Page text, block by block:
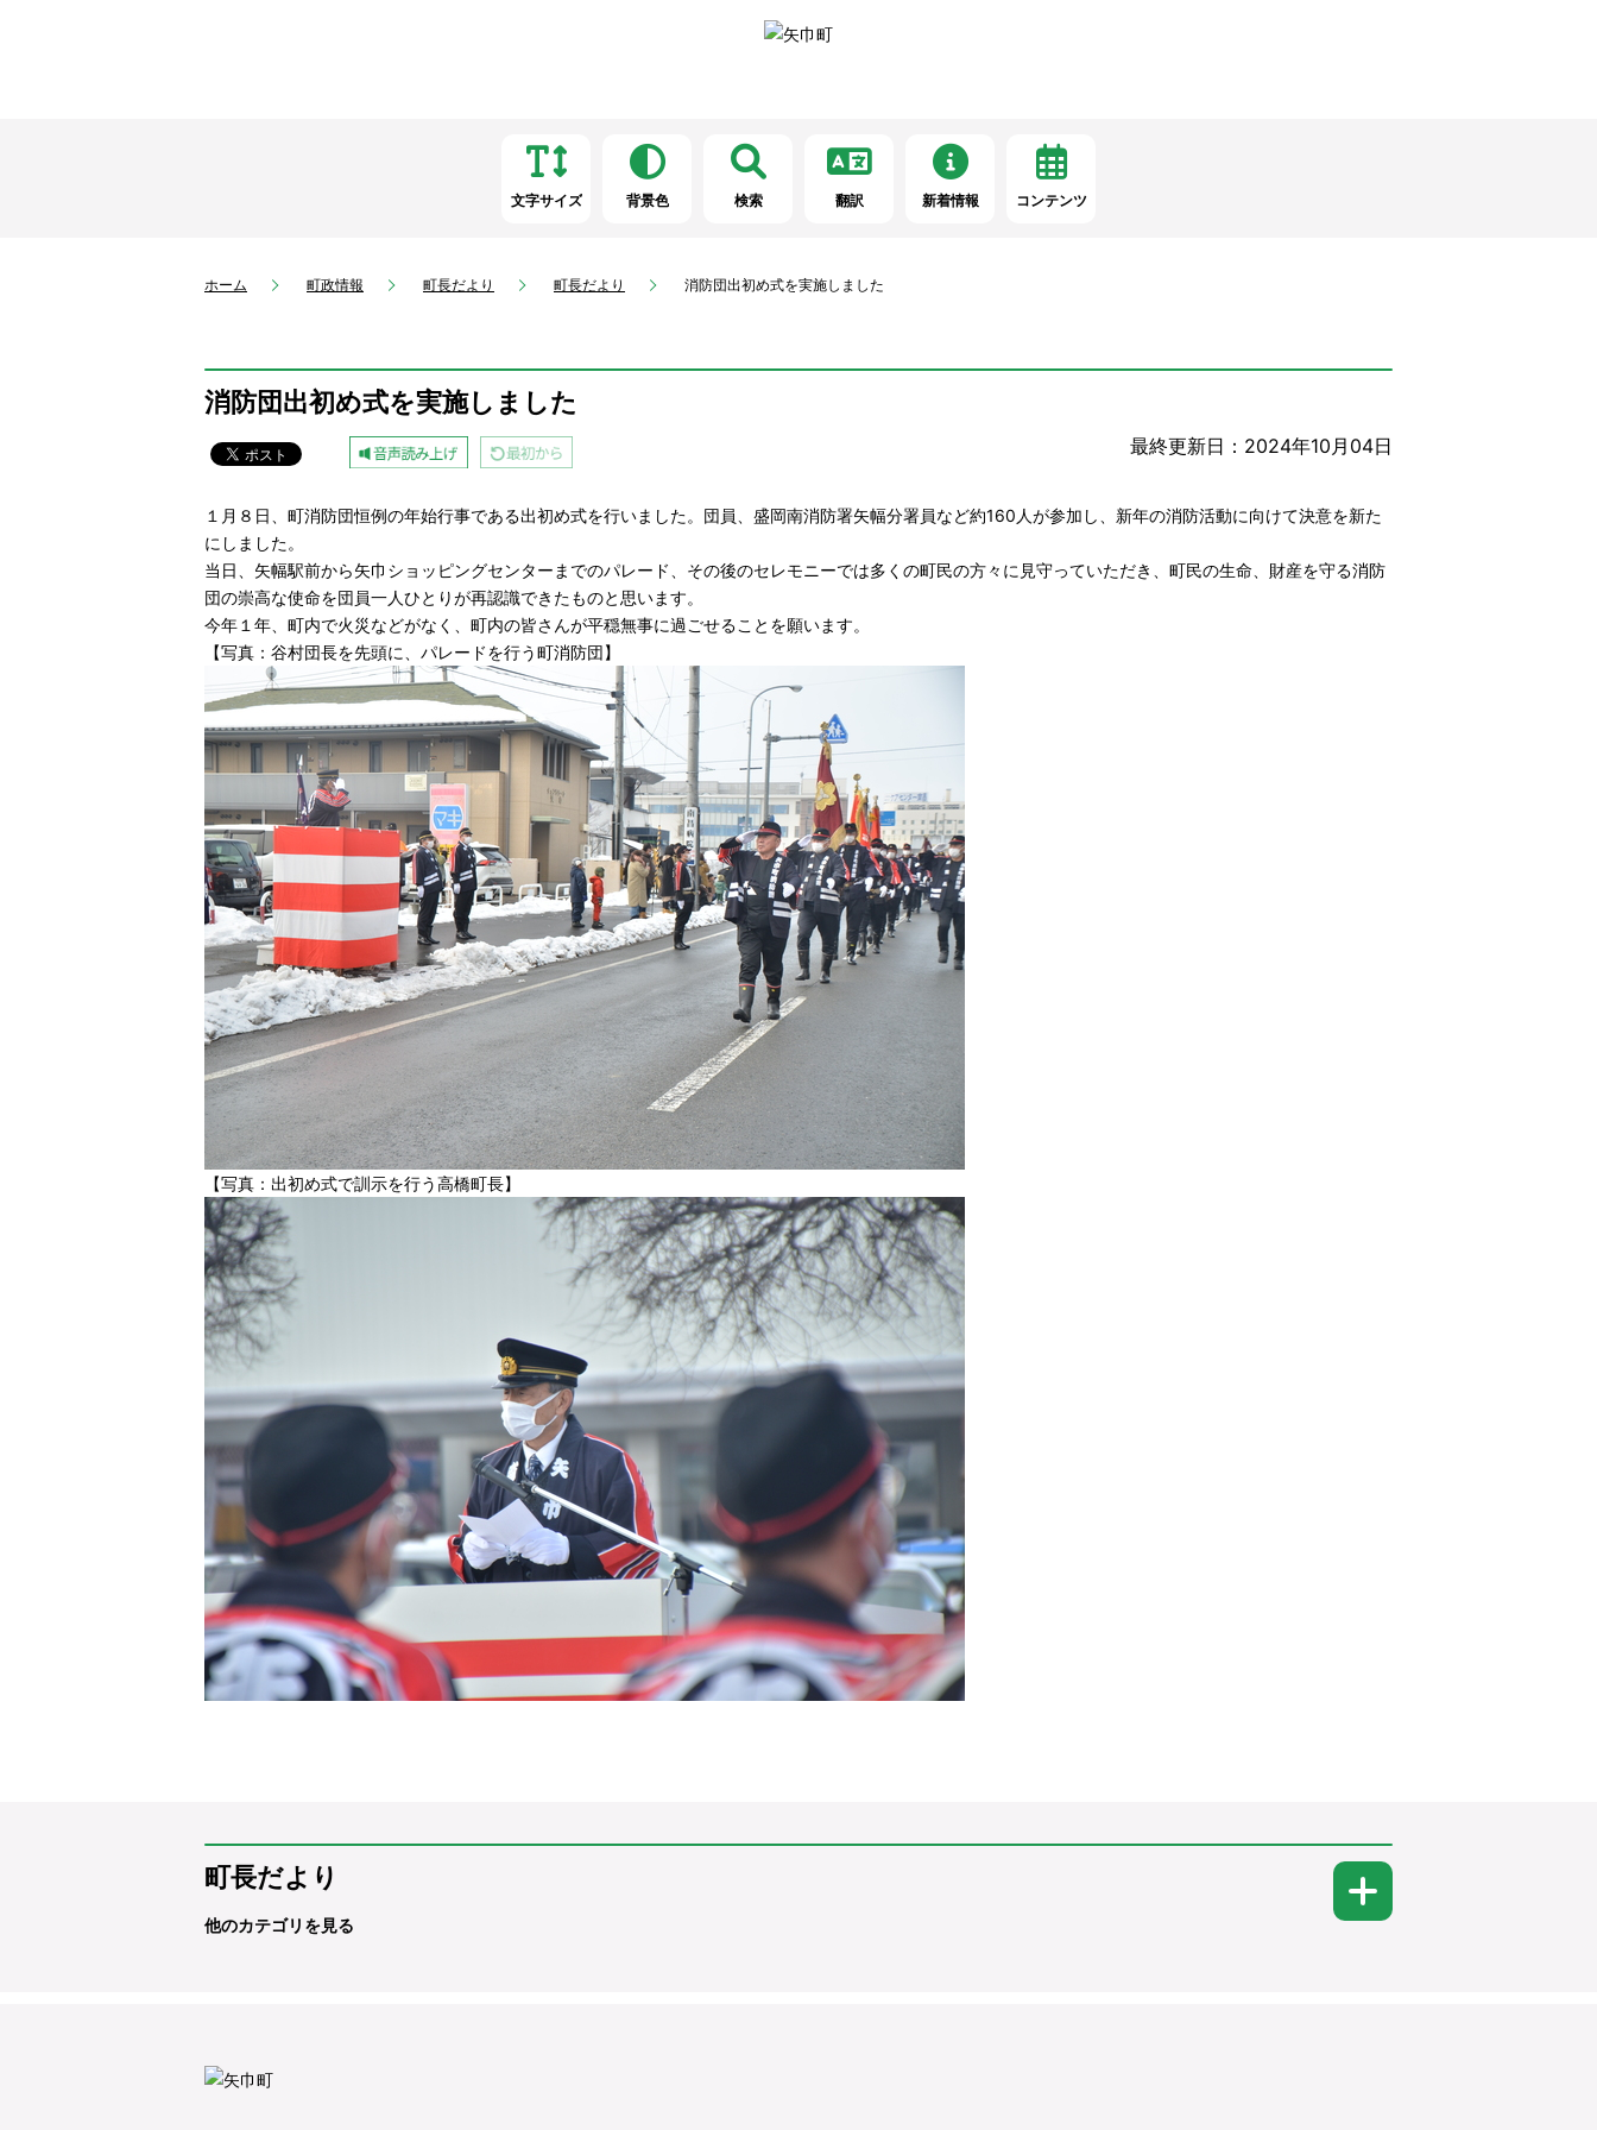
文字サイズ 背景色 検索 翻訳 新着情報 コンテンツ
ホーム 町政情報 町長だより 町長だより 消防団出初め式を実施しました
消防団出初め式を実施しました
最終更新日：2024年10月04日
１月８日、町消防団恒例の年始行事である出初め式を行いました。団員、盛岡南消防署矢幅分署員など約160人が参加し、新年の消防活動に向けて決意を新た
にしました。
当日、矢幅駅前から矢巾ショッピングセンターまでのパレード、その後のセレモニーでは多くの町民の方々に見守っていただき、町民の生命、財産を守る消防
団の崇高な使命を団員一人ひとりが再認識できたものと思います。
今年１年、町内で火災などがなく、町内の皆さんが平穏無事に過ごせることを願います。
【写真：谷村団長を先頭に、パレードを行う町消防団】
【写真：出初め式で訓示を行う高橋町長】
町長だより
他のカテゴリを見る